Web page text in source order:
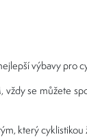
výbavy pro
se můžete
který